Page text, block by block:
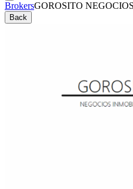
BrokersGOROSITO
Back